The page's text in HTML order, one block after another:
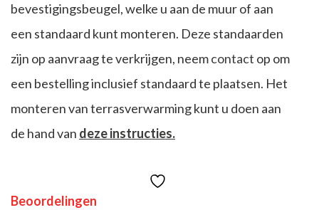
bevestigingsbeugel, welke u aan de muur of aan
een standaard kunt monteren. Deze standaarden
zijn op aanvraag te verkrijgen, neemcontact op om
een bestelling inclusief standaard te plaatsen. Het
monteren van terrasverwarming kunt u doen aan
de hand van deze instructies.
Beoordelingen